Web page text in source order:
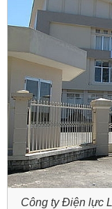
Công ty Điện lực